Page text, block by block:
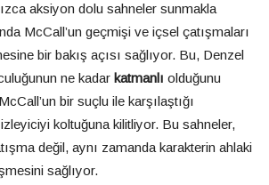
aksiyon dolu sahneler sunmakla
McCall’un geçmişi ve içsel çatışmaları
bir bakış açısı sağlıyor. Bu, Denzel
ne kadar katmanlı olduğunu
bir suçlu ile karşılaştığı
koltuğuna kilitliyor. Bu sahneler,
değil, aynı zamanda karakterin ahlaki
sağlıyor.